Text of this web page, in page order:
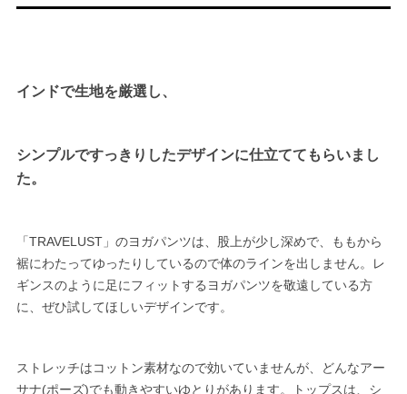
インドで生地を厳選し、
シンプルですっきりしたデザインに仕立ててもらいまし
た。
「TRAVELUST」のヨガパンツは、股上が少し深めで、ももから
裾にわたってゆったりしているので体のラインを出しません。レ
ギンスのように足にフィットするヨガパンツを敬遠している方
に、ぜひ試してほしいデザインです。
ストレッチはコットン素材なので効いていませんが、どんなアー
サナ(ポーズ)でも動きやすいゆとりがあります。トップスは、シ